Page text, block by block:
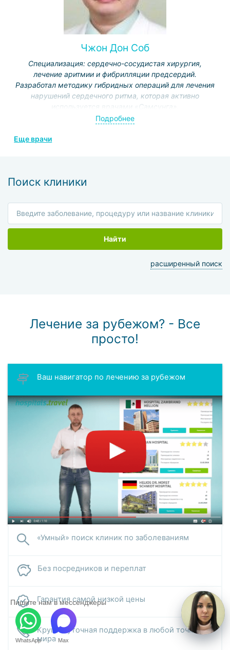
Чжон Дон Соб
Специализация: сердечно-сосудистая хирургия,
лечение аритмии и фибрилляции предсердий.
Разработал методику гибридных операций для лечения
нарушений сердечного ритма, которая активно
используется врачами «Самсунга».
Подробнее
Еще врачи
Поиск клиники
Найти
расширенный поиск
Лечение за рубежом? - Все
просто!
Ваш навигатор по лечению за рубежом
«Умный» поиск клиник по заболеваниям
Без посредников и переплат
Гарантия самой низкой цены
Круглосуточная поддержка в любой точке
мира
Пишите нам в мессенджеры
WhatsApp Max